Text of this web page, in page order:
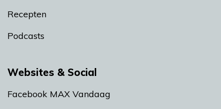
Recepten
Podcasts
Websites & Social
Facebook MAX Vandaag